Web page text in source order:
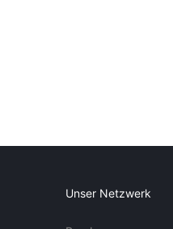
Unser Netzwerk